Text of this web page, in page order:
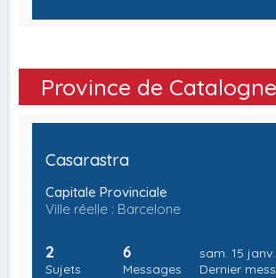
Province de Catalogne
Casarastra
Capitale Provinciale
Ville réelle : Barcelone
2
Sujets
6
Messages
sam. 15
Dernier